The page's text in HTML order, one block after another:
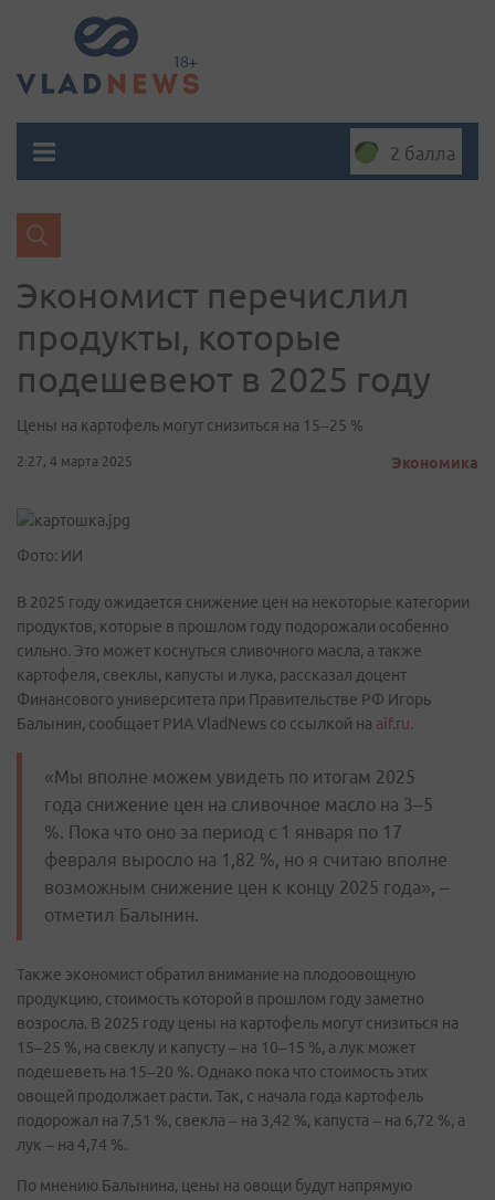
2 балла
Экономист перечислил
продукты, которые
подешевеют в 2025 году
Цены на картофель могут снизиться на 15–25 %
2:27, 4 марта 2025 Экономика
Фото: ИИ
В 2025 году ожидается снижение цен на некоторые категории
продуктов, которые в прошлом году подорожали особенно
сильно. Это может коснуться сливочного масла, а также
картофеля, свеклы, капусты и лука, рассказал доцент
Финансового университета при Правительстве РФ Игорь
Балынин, сообщает РИА VladNews со ссылкой на aif.ru.
«Мы вполне можем увидеть по итогам 2025
года снижение цен на сливочное масло на 3–5
%. Пока что оно за период с 1 января по 17
февраля выросло на 1,82 %, но я считаю вполне
возможным снижение цен к концу 2025 года», –
отметил Балынин.
Также экономист обратил внимание на плодоовощную
продукцию, стоимость которой в прошлом году заметно
возросла. В 2025 году цены на картофель могут снизиться на
15–25 %, на свеклу и капусту – на 10–15 %, а лук может
подешеветь на 15–20 %. Однако пока что стоимость этих
овощей продолжает расти. Так, с начала года картофель
подорожал на 7,51 %, свекла – на 3,42 %, капуста – на 6,72 %, а
лук – на 4,74 %.
По мнению Балынина, цены на овощи будут напрямую